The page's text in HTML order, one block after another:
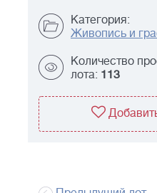
Категория:
Живопись и
Количество
лота: 113